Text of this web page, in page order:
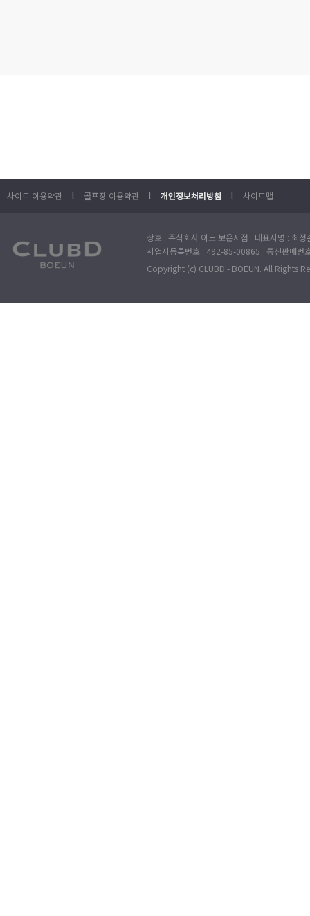
사이트 이용약관 l 골프장 이용약관 l 개인정보처리방침 l 사이트맵
상호 : 주식회사 이도 보은지점 대표자명 : 최
사업자등록번호 : 492-85-00865 통신판매
Copyright (c) CLUBD - BOEUN. All Rights